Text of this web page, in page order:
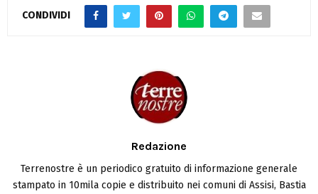
CONDIVIDI
Redazione
Terrenostre è un periodico gratuito di informazione generale
stampato in 10mila copie e distribuito nei comuni di Assisi, Bastia